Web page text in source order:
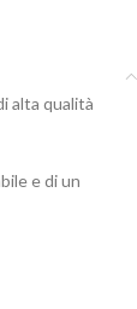
alta qualità
e di un